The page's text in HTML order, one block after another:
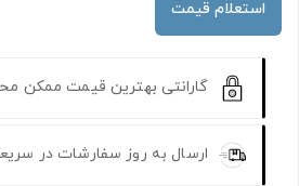
استعلام قیمت
گارانتی بهترین قیمت ممکن
ارسال به روز سفارشات در